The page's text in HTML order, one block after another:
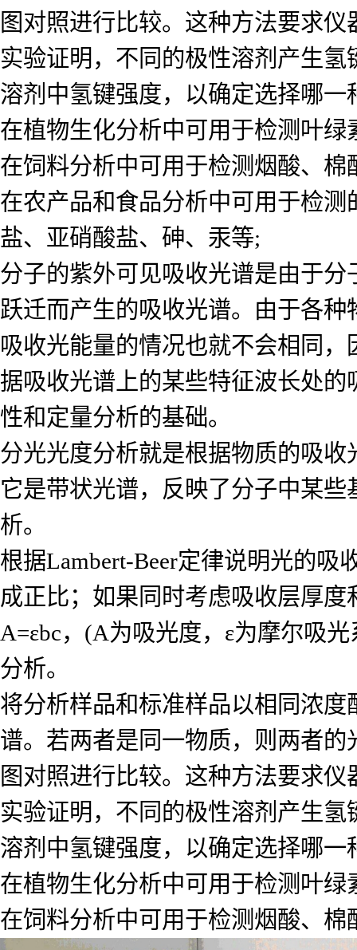
图对照进行比较。这种方法要求
实验证明，不同的极性溶剂产生
溶剂中氢键强度，以确定选择哪一
在植物生化分析中可用于检测叶
在饲料分析中可用于检测烟酸、棉
在农产品和食品分析中可用于检
盐、亚硝酸盐、砷、汞等;
分子的紫外可见吸收光谱是由于
跃迁而产生的吸收光谱。由于各
吸收光能量的情况也就不会相同
据吸收光谱上的某些特征波长处
性和定量分析的基础。
分光光度分析就是根据物质的吸
它是带状光谱，反映了分子中某
析。
根据Lambert-Beer定律说明光的
成正比；如果同时考虑吸收层厚
A=εbc，(A为吸光度，ε为摩尔吸
分析。
将分析样品和标准样品以相同浓
谱。若两者是同一物质，则两者
图对照进行比较。这种方法要求
实验证明，不同的极性溶剂产生
溶剂中氢键强度，以确定选择哪一
在植物生化分析中可用于检测叶
在饲料分析中可用于检测烟酸、棉